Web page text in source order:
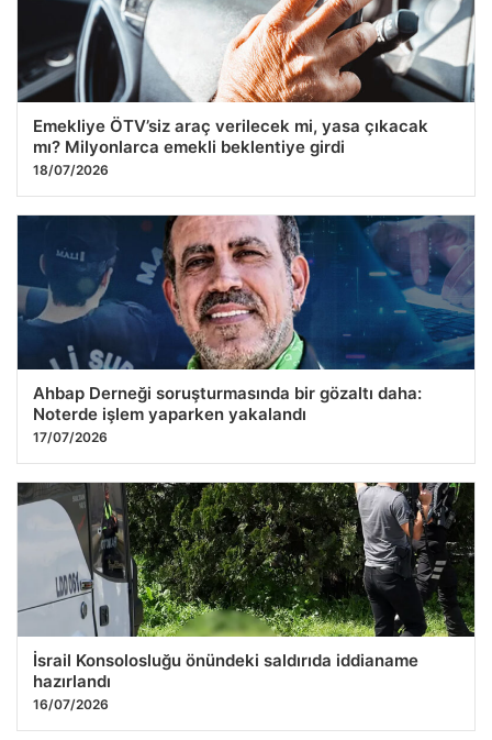
Emekliye ÖTV’siz araç verilecek mi, yasa çıkacak
mı? Milyonlarca emekli beklentiye girdi
18/07/2026
Ahbap Derneği soruşturmasında bir gözaltı daha:
Noterde işlem yaparken yakalandı
17/07/2026
İsrail Konsolosluğu önündeki saldırıda iddianame
hazırlandı
16/07/2026